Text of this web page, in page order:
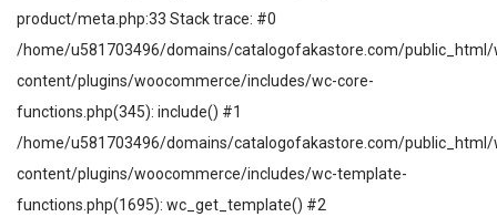
product/meta.php:33 Stack trace: #0
/home/u581703496/domains/catalogofakastore.com/public_html/
content/plugins/woocommerce/includes/wc-core-
functions.php(345): include() #1
/home/u581703496/domains/catalogofakastore.com/public_html/
content/plugins/woocommerce/includes/wc-template-
functions.php(1695): wc_get_template() #2